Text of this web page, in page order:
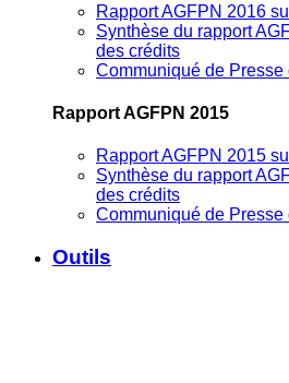
Rapport AGFPN 2016
Synthèse du rapport
des crédits
Communiqué de Presse
Rapport AGFPN 2015
Rapport AGFPN 2015
Synthèse du rapport
des crédits
Communiqué de Presse
Outils